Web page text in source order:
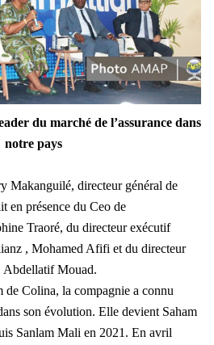
du marché de l’assurance dans
notre pays
Makanguilé, directeur général de
en présence du Ceo de
Traoré, du directeur exécutif
, Mohamed Afifi et du directeur
Abdellatif Mouad.
de Colina, la compagnie a connu
son évolution. Elle devient Saham
Sanlam Mali en 2021. En avril